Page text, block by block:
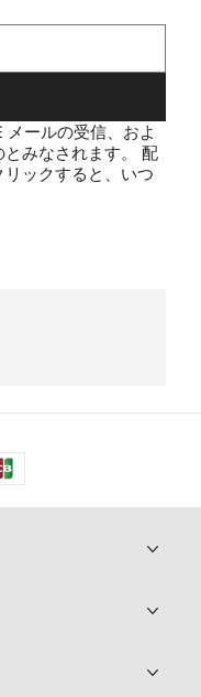
メールの受信、およ
みなされます。 配
ックすると、いつ